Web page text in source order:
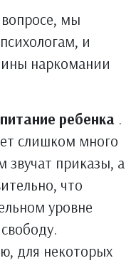
мы
и
наркомании
ребенка .
слишком много
звучат приказы, а
что
уровне
для некоторых